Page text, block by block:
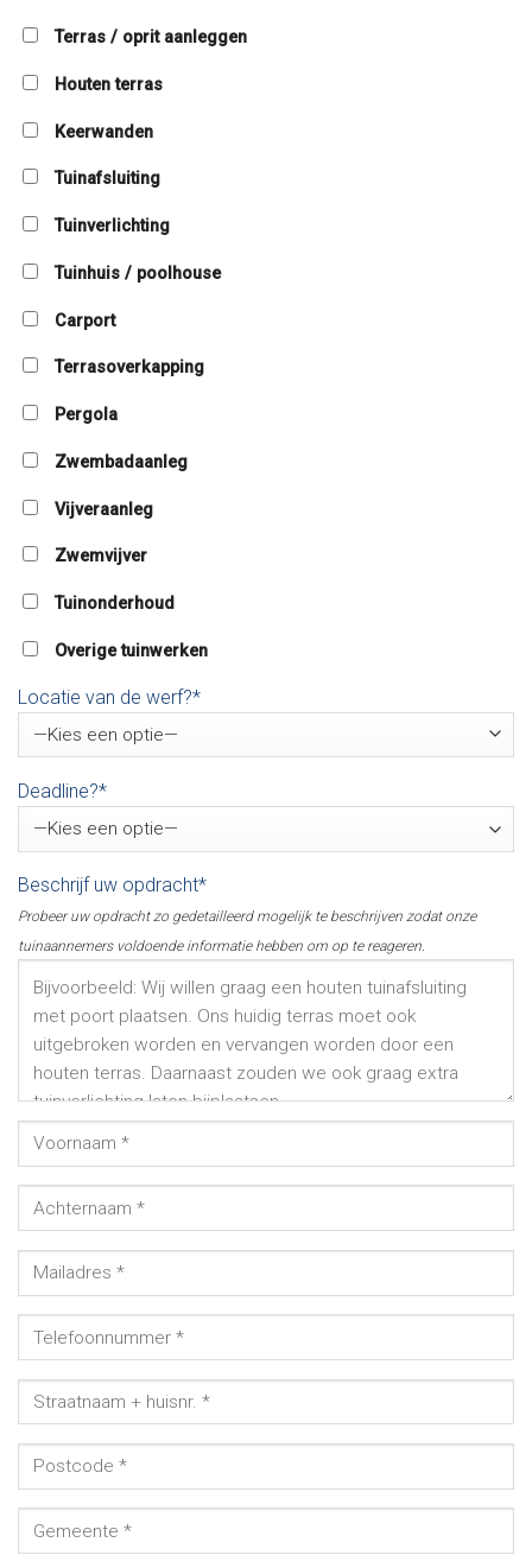
Terras / oprit aanleggen
Houten terras
Keerwanden
Tuinafsluiting
Tuinverlichting
Tuinhuis / poolhouse
Carport
Terrasoverkapping
Pergola
Zwembadaanleg
Vijveraanleg
Zwemvijver
Tuinonderhoud
Overige tuinwerken
Locatie van de werf?*
Deadline?*
Beschrijf uw opdracht*
Probeer uw opdracht zo gedetailleerd mogelijk te beschrijven zodat onze
tuinaannemers voldoende informatie hebben om op te reageren.